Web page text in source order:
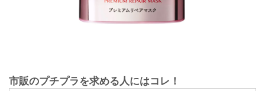
市販のプチプラを求める人にはコレ！